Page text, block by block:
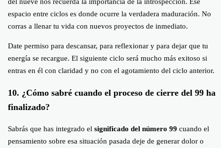
espacio entre ciclos es donde ocurre la verdadera maduración. No
corras a llenar tu vida con nuevos proyectos de inmediato.
Date permiso para descansar, para reflexionar y para dejar que tu
energía se recargue. El siguiente ciclo será mucho más exitoso si
entras en él con claridad y no con el agotamiento del ciclo anterior.
10. ¿Cómo sabré cuando el proceso de cierre del 99 ha
finalizado?
Sabrás que has integrado el significado del número 99 cuando el
pensamiento sobre esa situación pasada deje de generar dolor o